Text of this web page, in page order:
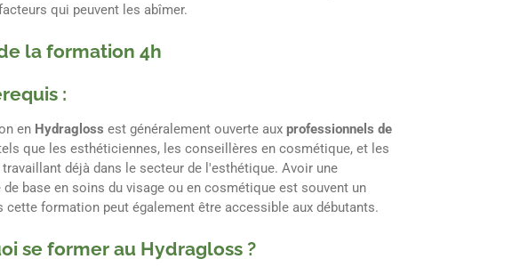
qui peuvent les abîmer.
la formation 4h
:
en Hydragloss est généralement ouverte aux professionnels de
que les esthéticiennes, les conseillères en cosmétique, et les
déjà dans le secteur de l'esthétique. Avoir une
de base en soins du visage ou en cosmétique est souvent un
cette formation peut également être accessible aux débutants.
se former au Hydragloss ?